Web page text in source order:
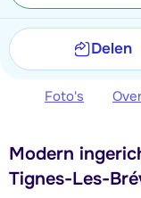
Delen
Foto's
Modern
Tignes-Les-